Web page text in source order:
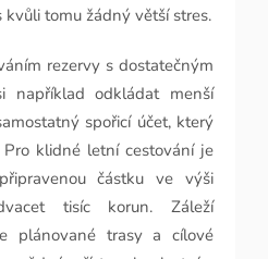
kvůli tomu žádný větší stres.
rezervy s dostatečným
například odkládat menší
spořicí účet, který
klidné letní cestování je
částku ve výši
tisíc korun. Záleží
plánované trasy a cílové